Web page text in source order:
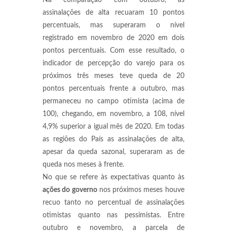
assinalações de alta recuaram 10 pontos
percentuais, mas superaram o nível
registrado em novembro de 2020 em dois
pontos percentuais. Com esse resultado, o
indicador de percepção do varejo para os
próximos três meses teve queda de 20
pontos percentuais frente a outubro, mas
permaneceu no campo otimista (acima de
100), chegando, em novembro, a 108, nível
4,9% superior a igual mês de 2020. Em todas
as regiões do País as assinalações de alta,
apesar da queda sazonal, superaram as de
queda nos meses à frente.
No que se refere às expectativas quanto às
ações do governonos próximos meses houve
recuo tanto no percentual de assinalações
otimistas quanto nas pessimistas. Entre
outubro e novembro, a parcela de